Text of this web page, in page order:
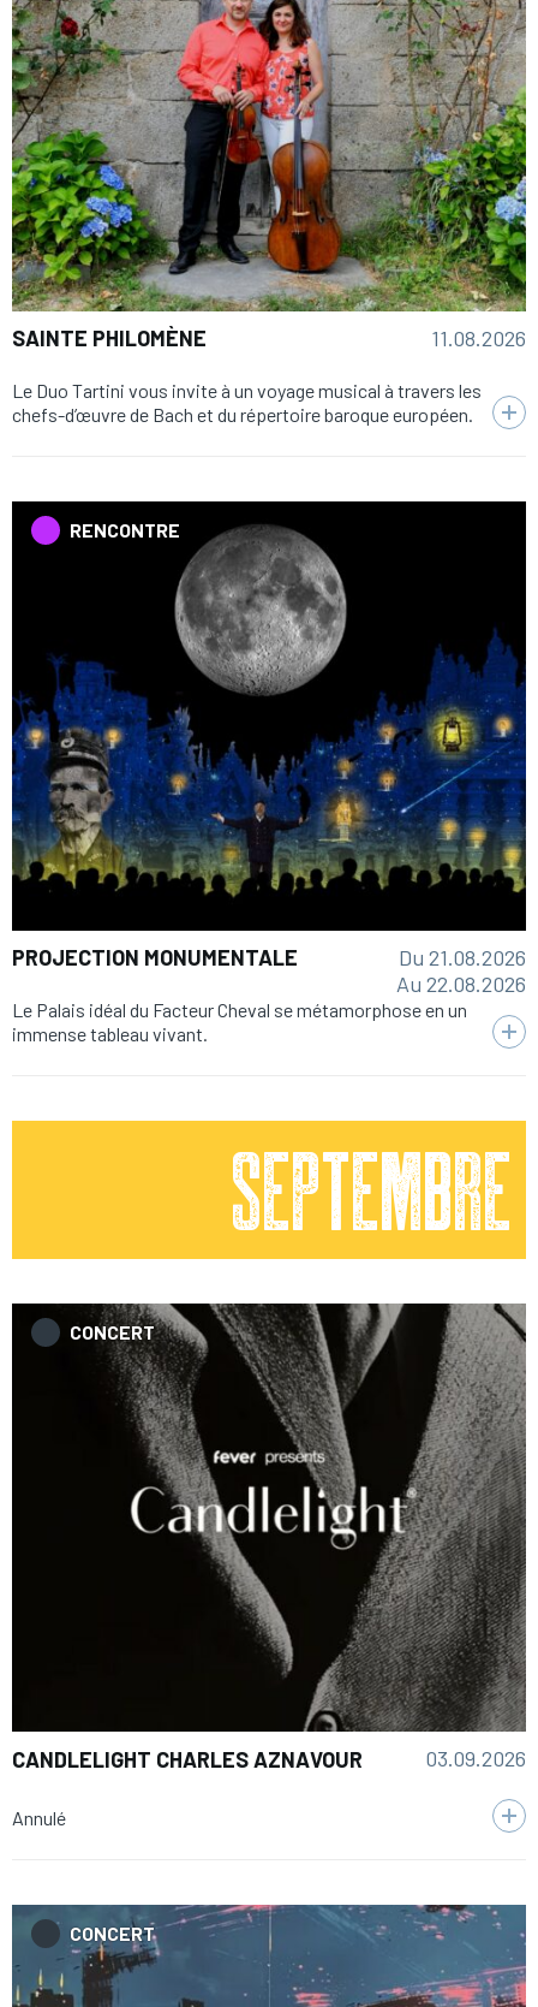
SAINTE PHILOMÈNE 11.08.2026
Le Duo Tartini vous invite à un voyage musical à travers les
chefs-d’œuvre de Bach et du répertoire baroque européen.
RENCONTRE
PROJECTION MONUMENTALE
Du 21.08.2026
Au 22.08.2026
Le Palais idéal du Facteur Cheval se métamorphose en un
immense tableau vivant.
Septembre
CONCERT
CANDLELIGHT CHARLES AZNAVOUR 03.09.2026
Annulé
CONCERT